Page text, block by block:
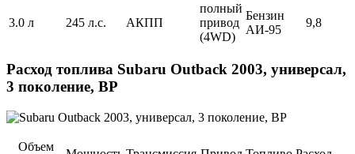
3.0 л 245 л.с. АКПП
полный
привод
(4WD)
Бензин
АИ-95
9,8
Расход топлива Subaru Outback 2003, универсал,
3 поколение, BP
Объем